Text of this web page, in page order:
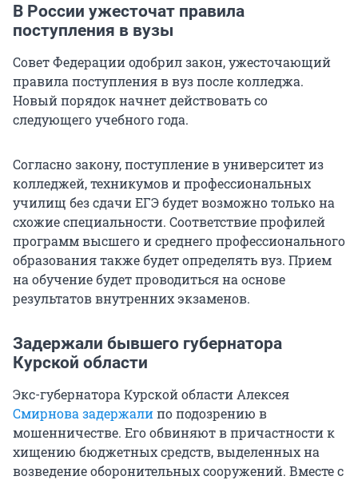
В России ужесточат правила
поступления в вузы
Совет Федерации одобрил закон, ужесточающий
правила поступления в вуз после колледжа.
Новый порядок начнет действовать со
следующего учебного года.
Согласно закону, поступление в университет из
колледжей, техникумов и профессиональных
училищ без сдачи ЕГЭ будет возможно только на
схожие специальности. Соответствие профилей
программ высшего и среднего профессионального
образования также будет определять вуз. Прием
на обучение будет проводиться на основе
результатов внутренних экзаменов.
Задержали бывшего губернатора
Курской области
Экс-губернатора Курской области Алексея
Смирнова задержалипо подозрению в
мошенничестве. Его обвиняют в причастности к
хищению бюджетных средств, выделенных на
возведение оборонительных сооружений. Вместе с